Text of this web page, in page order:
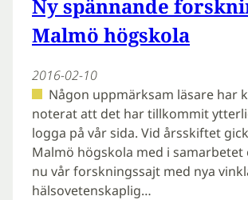
Ny spännande
Malmö högskola
2016-02-10
Någon uppmärksam läsare har
noterat att det har tillkommit
logga på vår sida. Vid årsskiftet
Malmö högskola med i
nu vår forskningssajt med nya
hälsovetenskaplig…